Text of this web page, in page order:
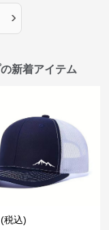
›
新着アイテム
(税込)